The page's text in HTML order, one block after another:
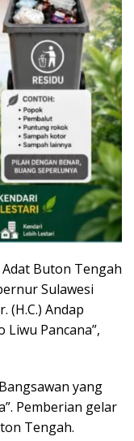
Buton Tengah
Sulawesi
(H.C.) Andap
Liwu Pancana”,
yang
Pemberian gelar
Tengah.